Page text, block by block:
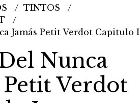
TINTOS
Jamás Petit Verdot Capitulo I
Nunca
Petit Verdot